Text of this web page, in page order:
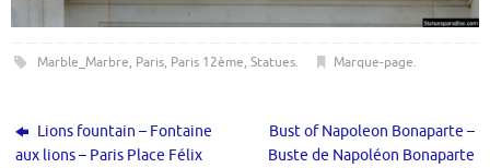
Marble_Marbre, Paris, Paris 12ème, Statues. Marque-page.
Lions fountain – Fontaine
aux lions – Paris Place Félix
Bust of Napoleon Bonaparte –
Buste de Napoléon Bonaparte